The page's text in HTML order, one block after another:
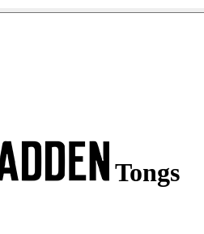
Tongs